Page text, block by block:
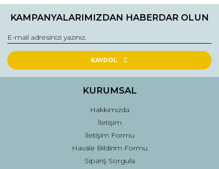
KAMPANYALARIMIZDAN HABERDAR OLUN
KAYDOL
KURUMSAL
Hakkımızda
İletişim
İletişim Formu
Havale Bildirim Formu
Sipariş Sorgula